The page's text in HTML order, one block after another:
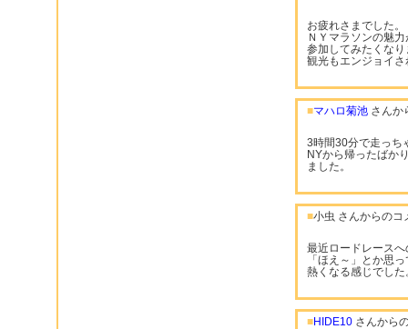
お疲れさまでした。
ＮＹマラソンの魅
参加してみたくなり
観光もエンジョイ
■マハロ菊池 さんか
3時間30分で走っち
NYから帰ったばか
ました。
■小虫 さんからのコ
最近ロードレース
「ほえ～」とか思
熱くなる感じでし
■HIDE10 さんから